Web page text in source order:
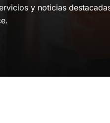
y noticias